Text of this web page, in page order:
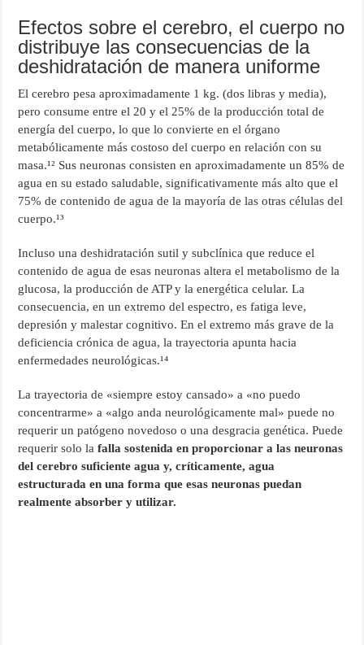
Efectos sobre el cerebro, el cuerpo no
distribuye las consecuencias de la
deshidratación de manera uniforme
El cerebro pesa aproximadamente 1 kg. (dos libras y media),
pero consume entre el 20 y el 25% de la producción total de
energía del cuerpo, lo que lo convierte en el órgano
metabólicamente más costoso del cuerpo en relación con su
masa.¹² Sus neuronas consisten en aproximadamente un 85% de
agua en su estado saludable, significativamente más alto que el
75% de contenido de agua de la mayoría de las otras células del
cuerpo.¹³
Incluso una deshidratación sutil y subclínica que reduce el
contenido de agua de esas neuronas altera el metabolismo de la
glucosa, la producción de ATP y la energética celular. La
consecuencia, en un extremo del espectro, es fatiga leve,
depresión y malestar cognitivo. En el extremo más grave de la
deficiencia crónica de agua, la trayectoria apunta hacia
enfermedades neurológicas.¹⁴
La trayectoria de «siempre estoy cansado» a «no puedo
concentrarme» a «algo anda neurológicamente mal» puede no
requerir un patógeno novedoso o una desgracia genética. Puede
requerir solo la falla sostenida en proporcionar a las neuronas
del cerebro suficiente agua y, críticamente, agua
estructurada en una forma que esas neuronas puedan
realmente absorber y utilizar.